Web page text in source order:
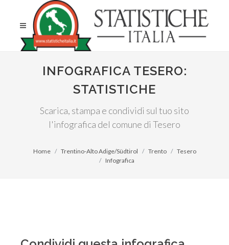
INFOGRAFICA TESERO:
STATISTICHE
Scarica, stampa e condividi sul tuo sito
l'infografica del comune di Tesero
Home Trentino-Alto Adige/Südtirol Trento
Tesero
Infografica